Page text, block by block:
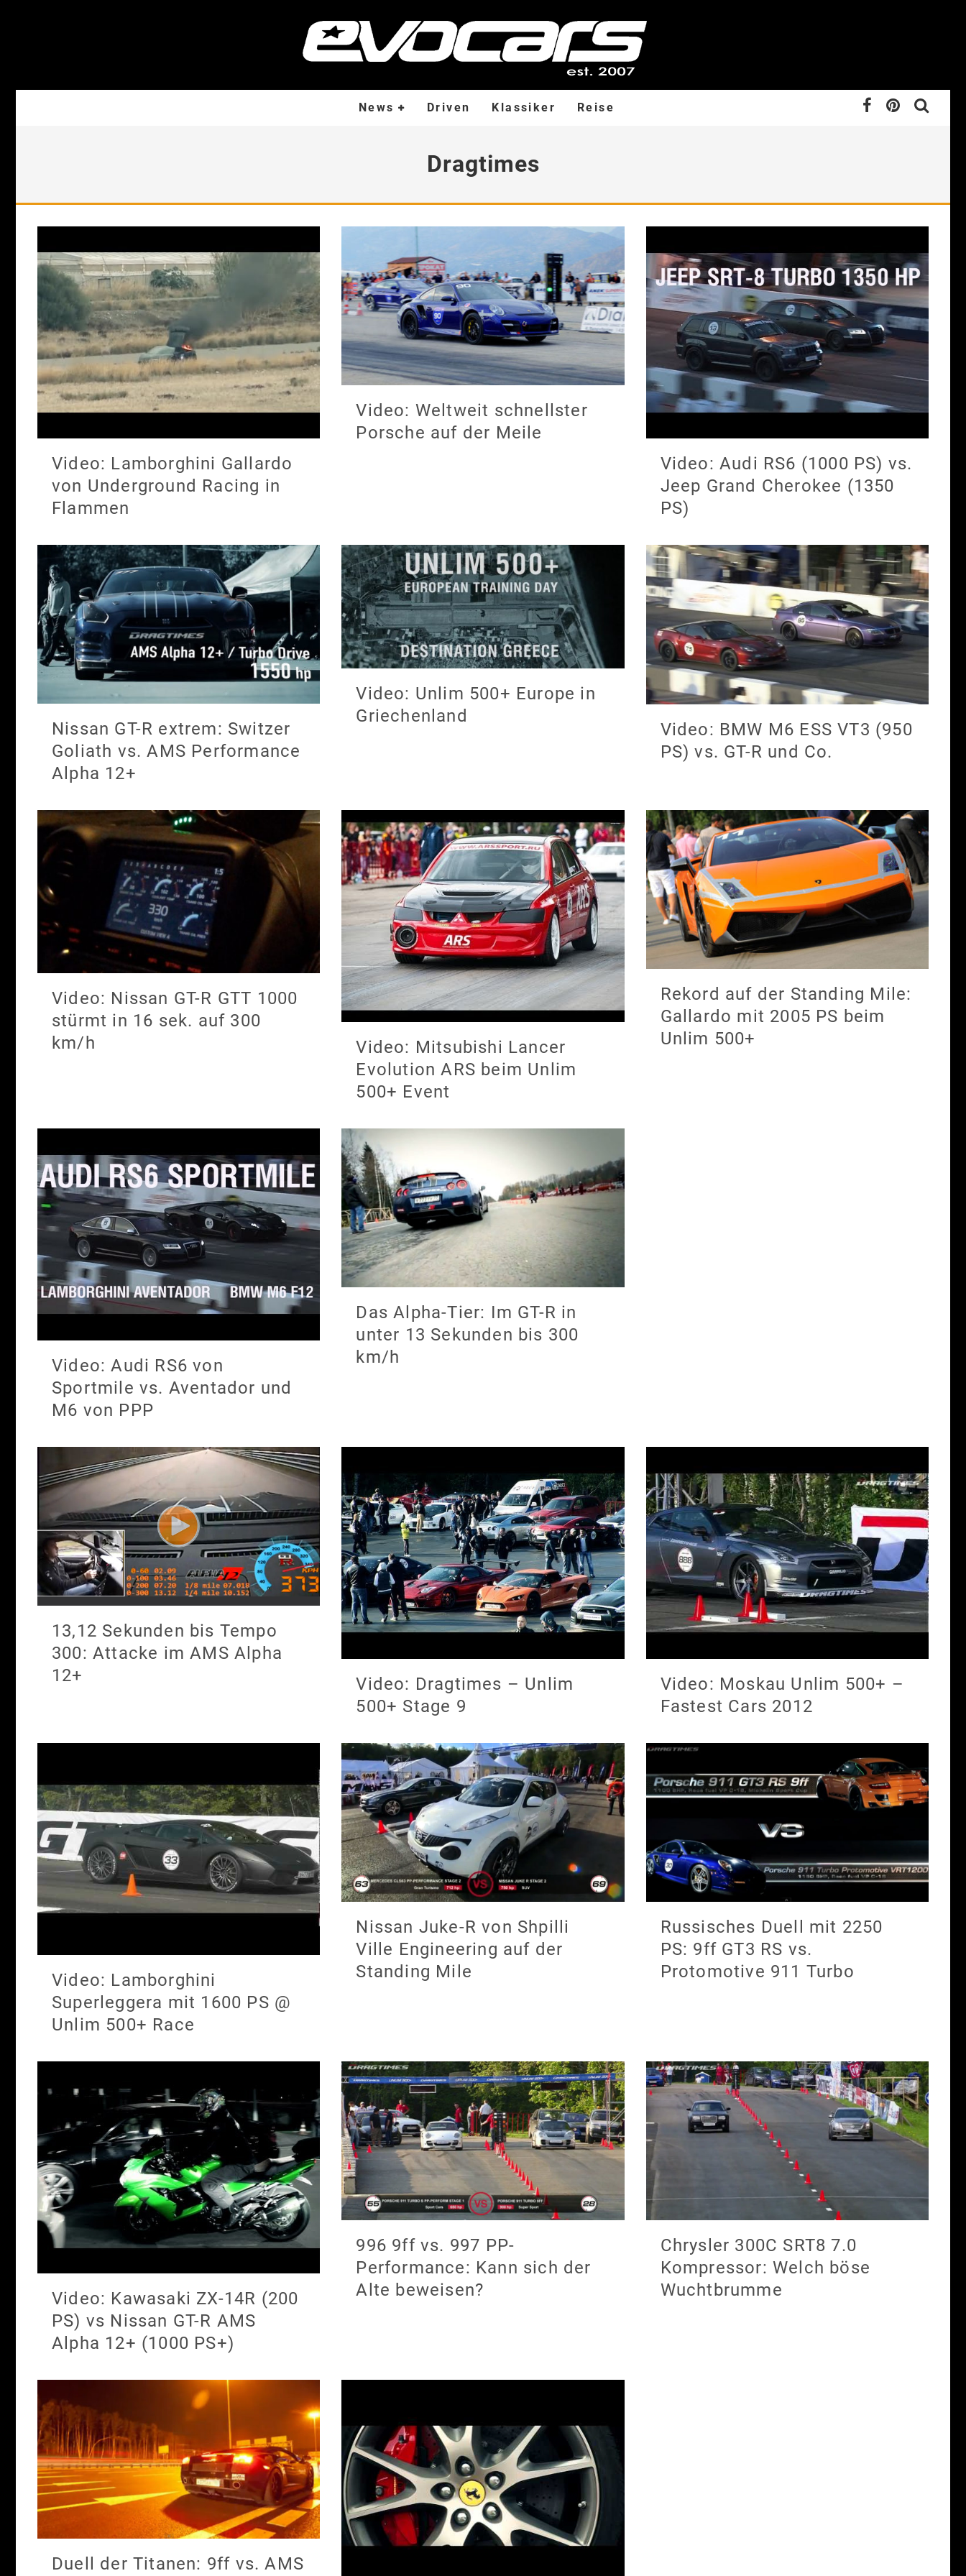
News Driven Klassiker Reise
Dragtimes
Video: Lamborghini Gallardo
von Underground Racing in
Flammen
Video: Weltweit schnellster
Porsche auf der Meile
Video: Audi RS6 (1000 PS) vs.
Jeep Grand Cherokee (1350
PS)
Nissan GT-R extrem: Switzer
Goliath vs. AMS Performance
Alpha 12+
Video: Unlim 500+ Europe in
Griechenland
Video: BMW M6 ESS VT3 (950
PS) vs. GT-R und Co.
Video: Nissan GT-R GTT 1000
stürmt in 16 sek. auf 300
km/h
Video: Mitsubishi Lancer
Evolution ARS beim Unlim
500+ Event
Rekord auf der Standing Mile:
Gallardo mit 2005 PS beim
Unlim 500+
Video: Audi RS6 von
Sportmile vs. Aventador und
M6 von PPP
Das Alpha-Tier: Im GT-R in
unter 13 Sekunden bis 300
km/h
13,12 Sekunden bis Tempo
300: Attacke im AMS Alpha
12+
Video: Dragtimes – Unlim
500+ Stage 9
Video: Moskau Unlim 500+ –
Fastest Cars 2012
Video: Lamborghini
Superleggera mit 1600 PS @
Unlim 500+ Race
Nissan Juke-R von Shpilli
Ville Engineering auf der
Standing Mile
Russisches Duell mit 2250
PS: 9ff GT3 RS vs.
Protomotive 911 Turbo
Video: Kawasaki ZX-14R (200
PS) vs Nissan GT-R AMS
Alpha 12+ (1000 PS+)
996 9ff vs. 997 PP-
Performance: Kann sich der
Alte beweisen?
Chrysler 300C SRT8 7.0
Kompressor: Welch böse
Wuchtbrumme
Duell der Titanen: 9ff vs. AMS